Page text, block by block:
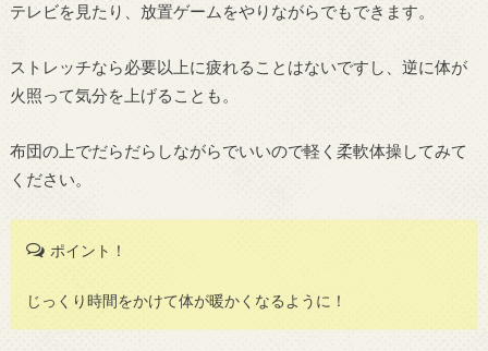
テレビを見たり、放置ゲームをやりながらでもできます。
ストレッチなら必要以上に疲れることはないですし、逆に体が
火照って気分を上げることも。
布団の上でだらだらしながらでいいので軽く柔軟体操してみて
ください。
ポイント！
じっくり時間をかけて体が暖かくなるように！